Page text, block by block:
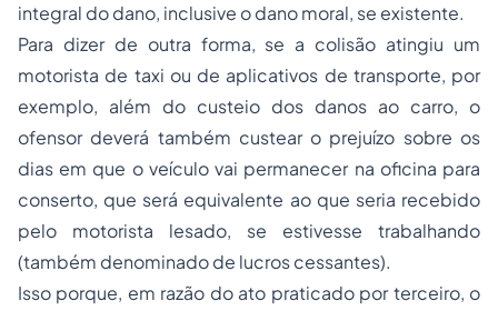
integral do dano, inclusive o dano moral, se existente.
Para dizer de outra forma, se a colisão atingiu um
motorista de taxi ou de aplicativos de transporte, por
exemplo, além do custeio dos danos ao carro, o
ofensor deverá também custear o prejuízo sobre os
dias em que o veículo vai permanecer na oficina para
conserto, que será equivalente ao que seria recebido
pelo motorista lesado, se estivesse trabalhando
(também denominado de lucros cessantes).
Isso porque, em razão do ato praticado por terceiro, o